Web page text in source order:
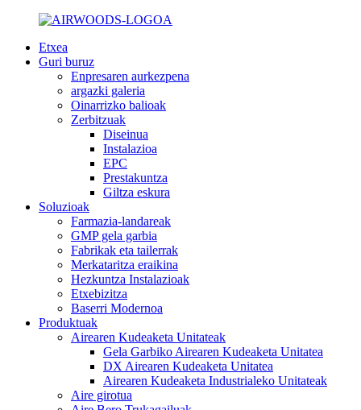
Etxea
Guri buruz
Enpresaren aurkezpena
argazki galeria
Oinarrizko balioak
Zerbitzuak
Diseinua
Instalazioa
EPC
Prestakuntza
Giltza eskura
Soluzioak
Farmazia-landareak
GMP gela garbia
Fabrikak eta tailerrak
Merkataritza eraikina
Hezkuntza Instalazioak
Etxebizitza
Baserri Modernoa
Produktuak
Airearen Kudeaketa Unitateak
Gela Garbiko Airearen Kudeaketa Unitatea
DX Airearen Kudeaketa Unitatea
Airearen Kudeaketa Industrialeko Unitateak
Aire girotua